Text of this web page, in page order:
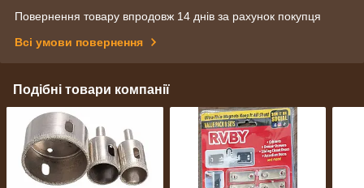
Повернення товару впродовж 14 днів за рахунок покупця
Всі умови повернення
Подібні товари компанії